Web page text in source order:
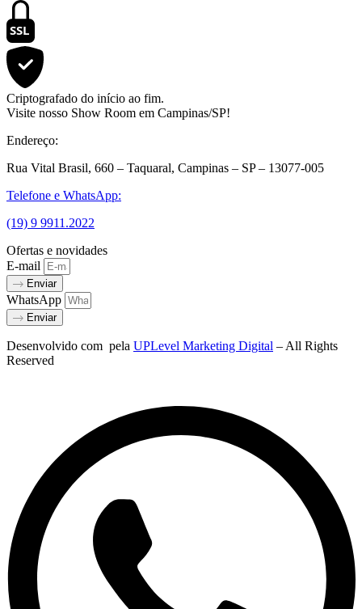
SSL
Criptografado do início ao fim.
Visite nosso Show Room em Campinas/SP!
Endereço:
Rua Vital Brasil, 660 – Taquaral, Campinas – SP – 13077-005
Telefone e WhatsApp:
(19) 9 9911.2022
Ofertas e novidades
E-mail
Enviar
WhatsApp
Enviar
Desenvolvido com pela UPLevel Marketing Digital – All Rights
Reserved